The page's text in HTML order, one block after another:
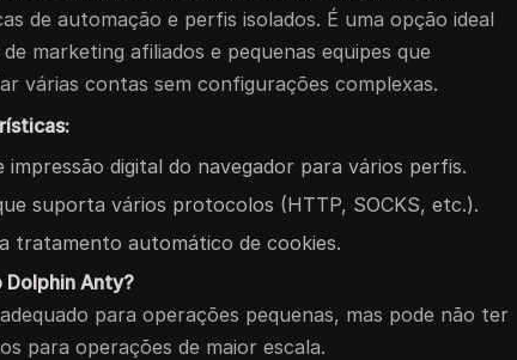
de automação e perfis isolados. É uma opção ideal
marketing afiliados e pequenas equipes que
várias contas sem configurações complexas.
impressão digital do navegador para vários perfis.
suporta vários protocolos (HTTP, SOCKS, etc.).
tratamento automático de cookies.
Dolphin Anty?
para operações pequenas, mas pode não ter
para operações de maior escala.